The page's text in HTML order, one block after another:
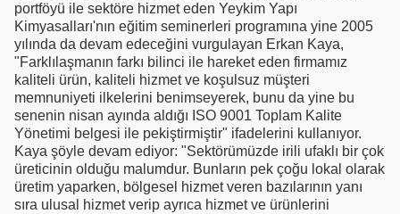
portföyü ile sektöre hizmet eden Yeykim Yapı
Kimyasalları'nın eğitim seminerleri programına yine 2005
yılında da devam edeceğini vurgulayan Erkan Kaya,
"Farklılaşmanın farkı bilinci ile hareket eden firmamız
kaliteli ürün, kaliteli hizmet ve koşulsuz müşteri
memnuniyeti ilkelerini benimseyerek, bunu da yine bu
senenin nisan ayında aldığı ISO 9001 Toplam Kalite
Yönetimi belgesi ile pekiştirmiştir" ifadelerini kullanıyor.
Kaya şöyle devam ediyor: "Sektörümüzde irili ufaklı bir çok
üreticinin olduğu malumdur. Bunların pek çoğu lokal olarak
üretim yaparken, bölgesel hizmet veren bazılarının yanı
sıra ulusal hizmet verip ayrıca hizmet ve ürünlerini